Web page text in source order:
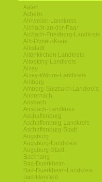
Aalen
Achern
Ahrweiler-Landkreis
Aichach-an-der-Paar
Aichach-Friedberg-Landkreis
Alb-Donau-Kreis
Albstadt
Altenkirchen-Landkreis
Altoetting-Landkreis
Alzey
Alzey-Worms-Landkreis
Amberg
Amberg-Sulzbach-Landkreis
Andernach
Ansbach
Ansbach-Landkreis
Aschaffenburg
Aschaffenburg-Landkreis
Aschaffenburg-Stadt
Augsburg
Augsburg-Landkreis
Augsburg-Stadt
Backnang
Bad-Duerkheim
Bad-Duerkheim-Landkreis
Bad-Hersfeld